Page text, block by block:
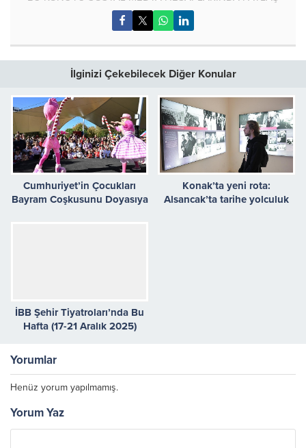
İlginizi Çekebilecek Diğer Konular
Cumhuriyet’in Çocukları
Bayram Coşkusunu Doyasıya
Konak’ta yeni rota:
Alsancak’ta tarihe yolculuk
İBB Şehir Tiyatroları’nda Bu
Hafta (17-21 Aralık 2025)
Yorumlar
Henüz yorum yapılmamış.
Yorum Yaz